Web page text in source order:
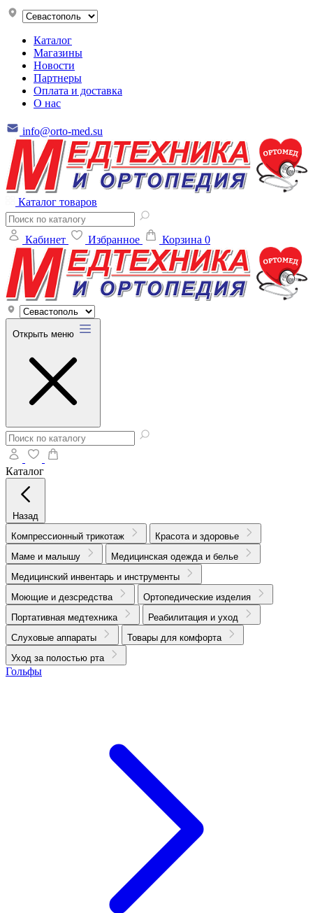
Каталог
Магазины
Новости
Партнеры
Оплата и доставка
О нас
info@orto-med.su
Каталог товаров
Кабинет Избранное Корзина 0
Открыть меню
Каталог
Назад
Компрессионный трикотаж
Красота и здоровье
Маме и малышу
Медицинская одежда и белье
Медицинский инвентарь и инструменты
Моющие и дезсредства
Ортопедические изделия
Портативная медтехника
Реабилитация и уход
Слуховые аппараты
Товары для комфорта
Уход за полостью рта
Гольфы